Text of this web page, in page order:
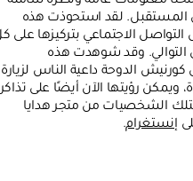
لقد استحوذت هذه
الاجتماعي بتركيزها على
التوالي. وقد شوهدت هذه
الدوحة داعية الناس لزيارة
ويمكن رؤيتها الآن أيضًا على تذاكر
الشخصيات من متجر هدايا
إنستغرام.